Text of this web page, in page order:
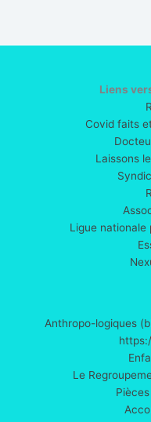
Liens
Covid faits
Laissons
Ligue nationale
Anthropo-logiques
Le